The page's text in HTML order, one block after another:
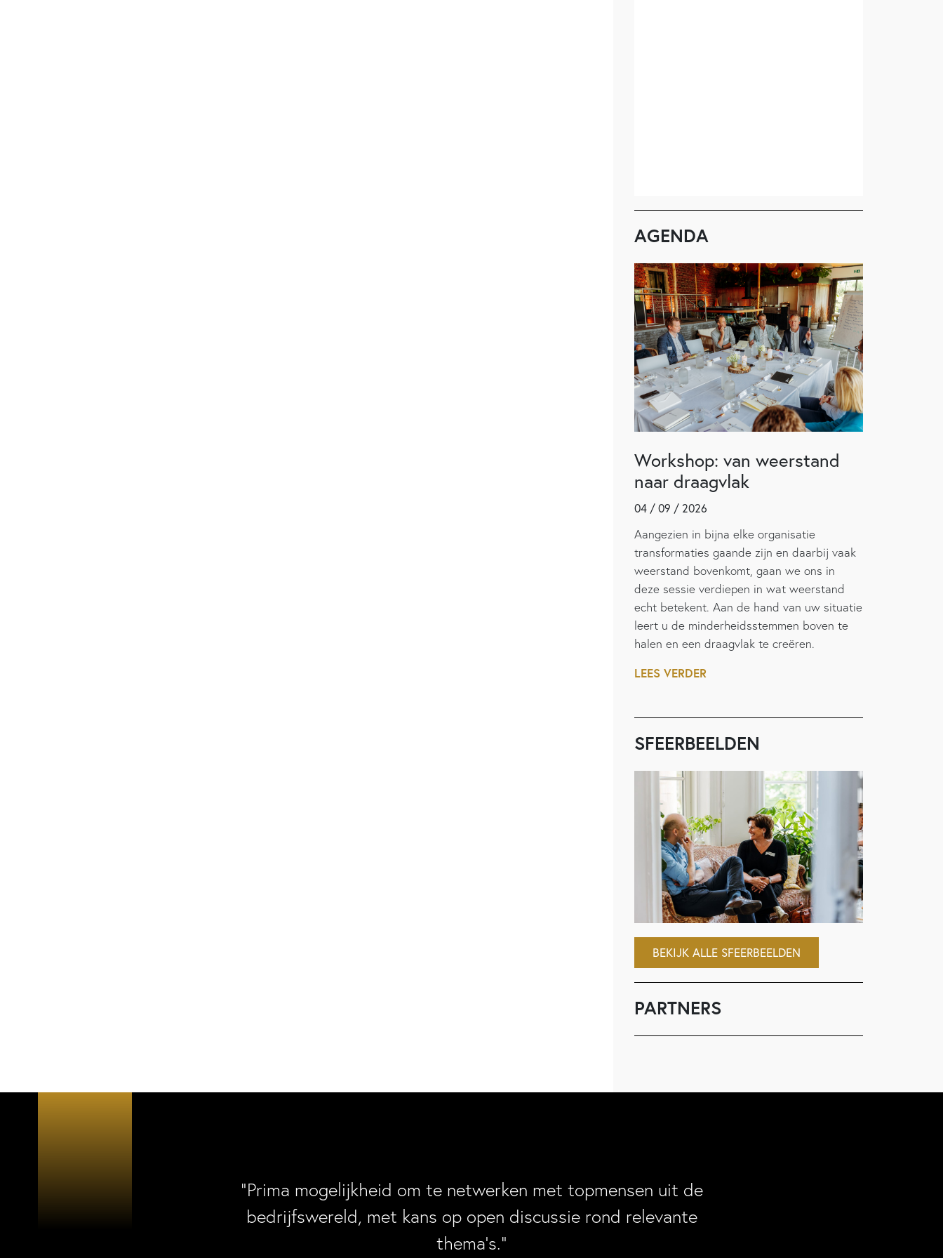
AGENDA
Workshop: van weerstand
naar draagvlak
04 / 09 / 2026
Aangezien in bijna elke organisatie
transformaties gaande zijn en daarbij vaak
weerstand bovenkomt, gaan we ons in
deze sessie verdiepen in wat weerstand
echt betekent. Aan de hand van uw situatie
leert u de minderheidsstemmen boven te
halen en een draagvlak te creëren.
LEES VERDER
SFEERBEELDEN
BEKIJK ALLE SFEERBEELDEN
PARTNERS
“Prima mogelijkheid om te netwerken met topmensen uit de
bedrijfswereld, met kans op open discussie rond relevante
thema’s.”